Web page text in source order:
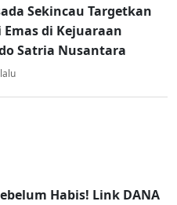
Sekincau Targetkan
Emas di Kejuaraan
Satria Nusantara
Habis! Link DANA